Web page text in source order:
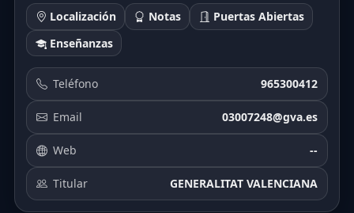
Localización Notas
Puertas Abiertas
Enseñanzas
Teléfono 965300412
Email 03007248@gva.es
Web --
Titular GENERALITAT VALENCIANA